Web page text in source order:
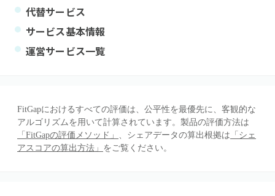
代替サービス
サービス基本情報
運営サービス一覧
FitGapにおけるすべての評価は、公平性を最優先に、客観的な
アルゴリズムを用いて計算されています。製品の評価方法は
「FitGapの評価メソッド」 、シェアデータの算出根拠は 「シェ
アスコアの算出方法」 をご覧ください。